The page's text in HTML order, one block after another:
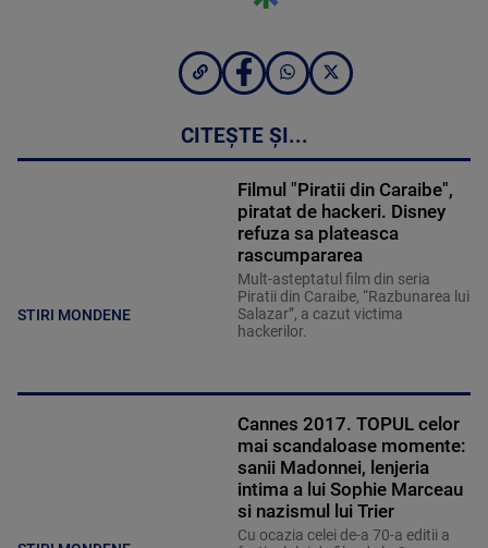
CITEȘTE ȘI...
STIRI MONDENE
Filmul "Piratii din Caraibe",
piratat de hackeri. Disney
refuza sa plateasca
rascumpararea
Mult-asteptatul film din seria
Piratii din Caraibe, “Razbunarea lui
Salazar”, a cazut victima
hackerilor.
Cannes 2017. TOPUL celor
mai scandaloase momente:
sanii Madonnei, lenjeria
intima a lui Sophie Marceau
si nazismul lui Trier
Cu ocazia celei de-a 70-a editii a